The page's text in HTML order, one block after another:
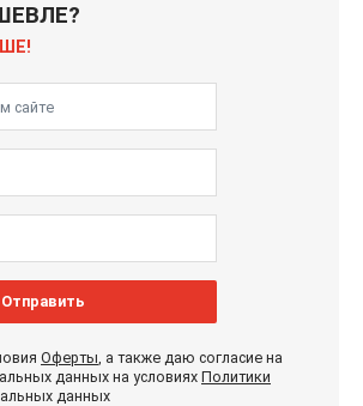
Отправить
Оферты, а также даю согласие на
данных на условиях Политики
данных